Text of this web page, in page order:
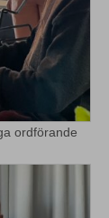
ordförande